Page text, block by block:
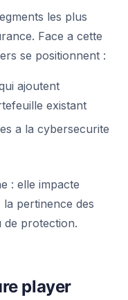
les plus
Face a cette
se positionnent :
ajoutent
existant
a la cybersecurite
: elle impacte
pertinence des
de protection.
player